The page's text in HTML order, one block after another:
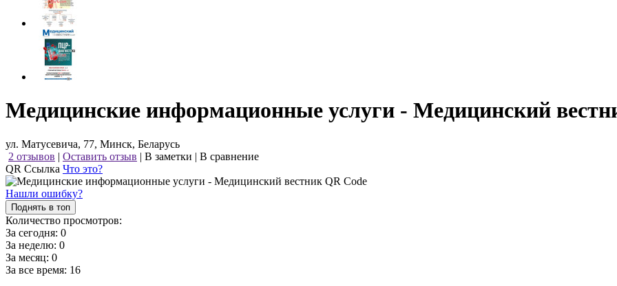
Медицинские информационные услуги - Медицинский
ул. Матусевича, 77, Минск, Беларусь
2 отзывов | Оставить отзыв | В заметки | В сравнение
QR Ссылка Что это?
Нашли ошибку?
Поднять в топ
Количество просмотров:
За сегодня: 0
За неделю: 0
За месяц: 0
За все время: 16